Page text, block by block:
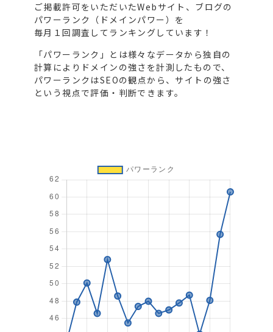
ご掲載許可をいただいたWebサイト、ブログの
パワーランク（ドメインパワー）を
毎月１回調査してランキングしています！
「パワーランク」とは様々なデータから独自の
計算によりドメインの強さを計測したもので、
パワーランクはSEOの観点から、サイトの強さ
という視点で評価・判断できます。